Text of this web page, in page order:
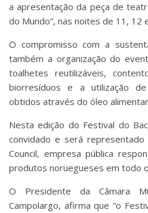
a apresentação da peça de
do Mundo”, nas noites de 11, 12
O compromisso com a
também a organização do
toalhetes reutilizáveis,
biorresíduos e a utilização
obtidos através do óleo
Nesta edição do Festival do
convidado e será representado
Council, empresa pública
produtos noruegueses em todo
O Presidente da Câmara
Campolargo, afirma que “o